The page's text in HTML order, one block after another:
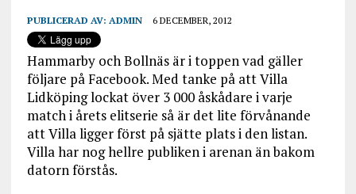
PUBLICERAD AV: ADMIN 6 DECEMBER, 2012
Hammarby och Bollnäs är i toppen vad gäller
följare på Facebook. Med tanke på att Villa
Lidköping lockat över 3 000 åskådare i varje
match i årets elitserie så är det lite förvånande
att Villa ligger först på sjätte plats i den listan.
Villa har nog hellre publiken i arenan än bakom
datorn förstås.